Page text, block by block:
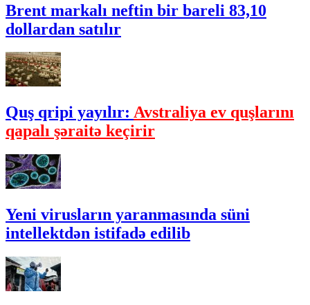
Brent markalı neftin bir bareli 83,10
dollardan satılır
Quş qripi yayılır: Avstraliya ev quşlarını
qapalı şəraitə keçirir
Yeni virusların yaranmasında süni
intellektdən istifadə edilib